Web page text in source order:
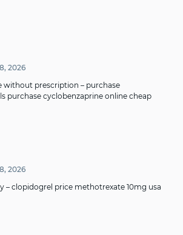
2026
without prescription – purchase
purchase cyclobenzaprine online cheap
2026
– clopidogrel price methotrexate 10mg usa